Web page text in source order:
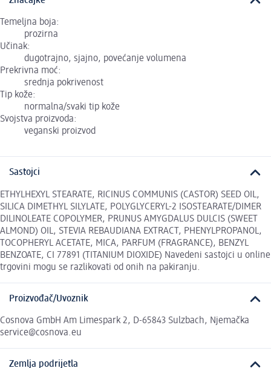
Temeljna boja:
prozirna
Učinak:
dugotrajno, sjajno, povećanje volumena
Prekrivna moć:
srednja pokrivenost
Tip kože:
normalna/svaki tip kože
Svojstva proizvoda:
veganski proizvod
Sastojci
ETHYLHEXYL STEARATE, RICINUS COMMUNIS (CASTOR) SEED OIL,
SILICA DIMETHYL SILYLATE, POLYGLYCERYL-2 ISOSTEARATE/DIMER
DILINOLEATE COPOLYMER, PRUNUS AMYGDALUS DULCIS (SWEET
ALMOND) OIL, STEVIA REBAUDIANA EXTRACT, PHENYLPROPANOL,
TOCOPHERYL ACETATE, MICA, PARFUM (FRAGRANCE), BENZYL
BENZOATE, CI 77891 (TITANIUM DIOXIDE) Navedeni sastojci u online
trgovini mogu se razlikovati od onih na pakiranju.
Proizvođač/Uvoznik
Cosnova GmbH Am Limespark 2, D-65843 Sulzbach, Njemačka
service@cosnova.eu
Zemlja podrijetla